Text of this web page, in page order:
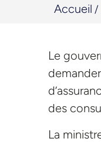
Accueil /
Le
des
La